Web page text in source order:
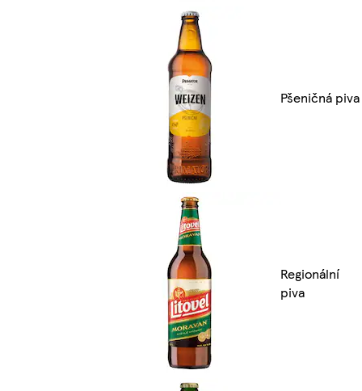
Pšeničná piva
Regionální
piva